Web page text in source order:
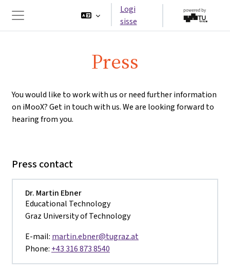
Küljepaneel
Logi
sisse
Press
You would like to work with us or need further information
on iMooX? Get in touch with us. We are looking forward to
hearing from you.
Press contact
Dr. Martin Ebner
Educational Technology
Graz University of Technology
E-mail: martin.ebner@tugraz.at
Phone: +43 316 873 8540